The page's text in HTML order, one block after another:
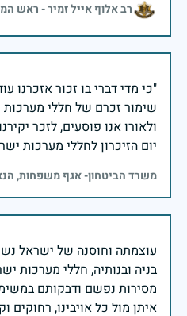
רב אלוף אייל זמיר - ראש
שימור זכרם של חללי מערכות
יום הזיכרון לחללי מערכות
משרד הביטחון- אגף משפחות,
עוצמתה וחוסנה של ישראל
בניה ובנותיה, חללי מערכות
מסירות נפשם ודבקותם